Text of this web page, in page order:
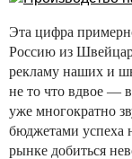
Эта цифра
Россию из
рекламу наших и
не то что вдвое —
уже многократно
бюджетами успеха
рынке добиться